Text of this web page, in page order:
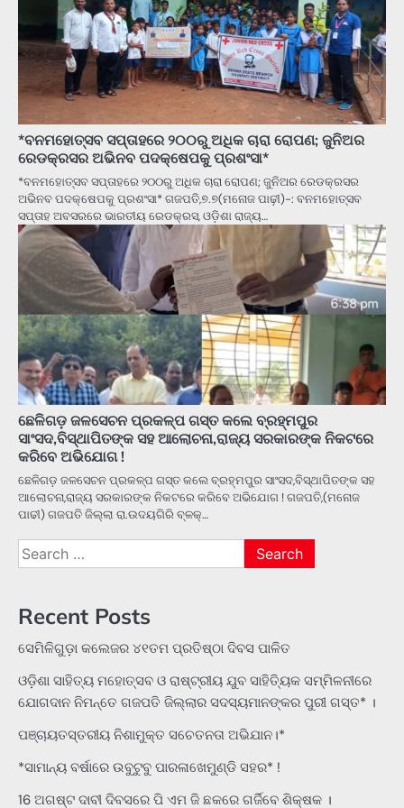
*ବନମହୋତ୍ସବ ସପ୍ତାହରେ ୨୦୦ରୁ ଅଧିକ ଚାରା ରୋପଣ; ଜୁନିଅର
ରେଡକ୍ରସର ଅଭିନବ ପଦକ୍ଷେପକୁ ପ୍ରଶଂସା*
*ବନମହୋତ୍ସବ ସପ୍ତାହରେ ୨୦୦ରୁ ଅଧିକ ଚାରା ରୋପଣ; ଜୁନିଅର ରେଡକ୍ରସର
ଅଭିନବ ପଦକ୍ଷେପକୁ ପ୍ରଶଂସା* ଗଜପତି,୭.୭(ମନୋଜ ପାଢ଼ୀ)-: ବନମହୋତ୍ସବ
ସପ୍ତାହ ଅବସରରେ ଭାରତୀୟ ରେଡକ୍ରସ, ଓଡ଼ିଶା ରାଜ୍ୟ…
ଛେଳିଗଡ଼ ଜଳସେଚନ ପ୍ରକଳ୍ପ ଗସ୍ତ କଲେ ବ୍ରହ୍ମପୁର
ସାଂସଦ,ବିସ୍ଥାପିତଙ୍କ ସହ ଆଲୋଚନା,ରାଜ୍ୟ ସରକାରଙ୍କ ନିକଟରେ
କରିବେ ଅଭିଯୋଗ !
ଛେଳିଗଡ଼ ଜଳସେଚନ ପ୍ରକଳ୍ପ ଗସ୍ତ କଲେ ବ୍ରହ୍ମପୁର ସାଂସଦ,ବିସ୍ଥାପିତଙ୍କ ସହ
ଆଲୋଚନା,ରାଜ୍ୟ ସରକାରଙ୍କ ନିକଟରେ କରିବେ ଅଭିଯୋଗ ! ଗଜପତି,(ମନୋଜ
ପାଢୀ) ଗଜପତି ଜିଲ୍ଲା ରା.ଉଦୟଗିରି ବ୍ଳକ୍…
Search
for:
Recent Posts
ସେମିଳିଗୁଡ଼ା କଲେଜର ୪୧ତମ ପ୍ରତିଷ୍ଠା ଦିବସ ପାଳିତ
ଓଡ଼ିଶା ସାହିତ୍ୟ ମହୋତ୍ସବ ଓ ରାଷ୍ଟ୍ରୀୟ ଯୁବ ସାହିତ୍ୟିକ ସମ୍ମିଳନୀରେ
ଯୋଗଦାନ ନିମନ୍ତେ ଗଜପତି ଜିଲ୍ଲାର ସଦସ୍ୟମାନଙ୍କର ପୁରୀ ଗସ୍ତ* ।
ପଞ୍ଚାୟତସ୍ତରୀୟ ନିଶାମୁକ୍ତ ସଚେତନତା ଅଭିଯାନ।*
*ସାମାନ୍ୟ ବର୍ଷାରେ ଉବୁଟୁବୁ ପାରଳାଖେମୁଣ୍ଡି ସହର* !
16 ଅଗଷ୍ଟ ଦାବୀ ଦିବସରେ ପି ଏମ ଜି ଛକରେ ଗର୍ଜିବେ ଶିକ୍ଷକ ।